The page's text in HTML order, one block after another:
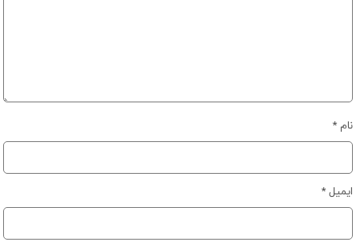
نام*
ایمیل*